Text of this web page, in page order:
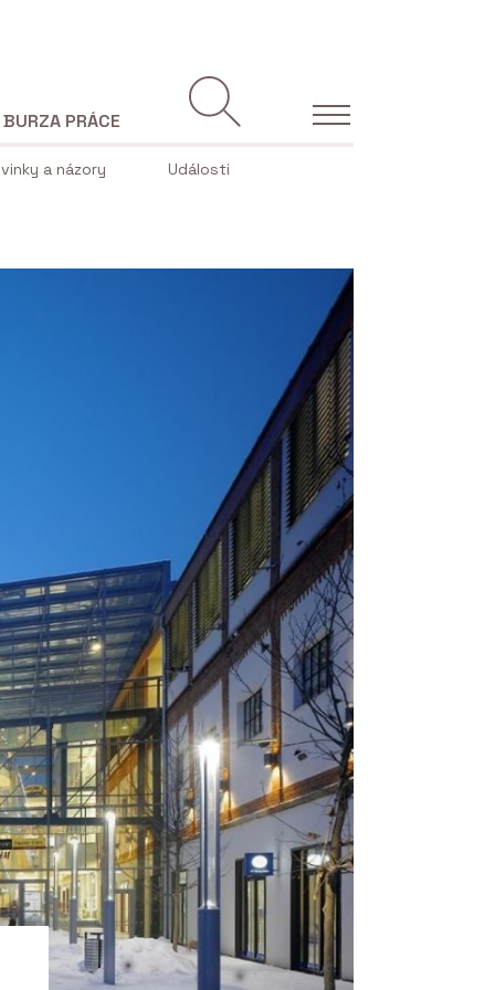
a názory Události
BURZA PRÁCE